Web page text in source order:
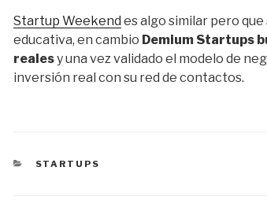
Startup Weekend es algo similar pero
educativa, en cambio Demium Startups
realesy una vez validado el modelo de
inversión real con su red de contactos.
CATEGORÍAS
STARTUPS